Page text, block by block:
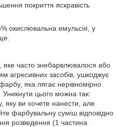
покриття яскравість
окислювальна емульсія, у
яке часто знебарвлювалося або
агресивних засобів, ушкоджує
яка лягає нерівномірно
цього можна так:
яку ви хочете нанести, але
фарбувальну суміш відповідно
розведення (1 частина